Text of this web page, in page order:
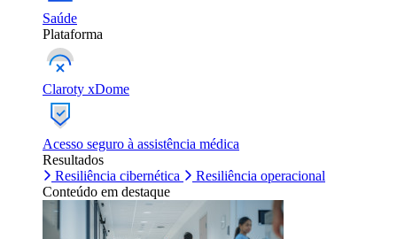
Saúde
Plataforma
Claroty xDome
Acesso seguro à assistência médica
Resultados
Resiliência cibernética
Resiliência operacional
Conteúdo em destaque